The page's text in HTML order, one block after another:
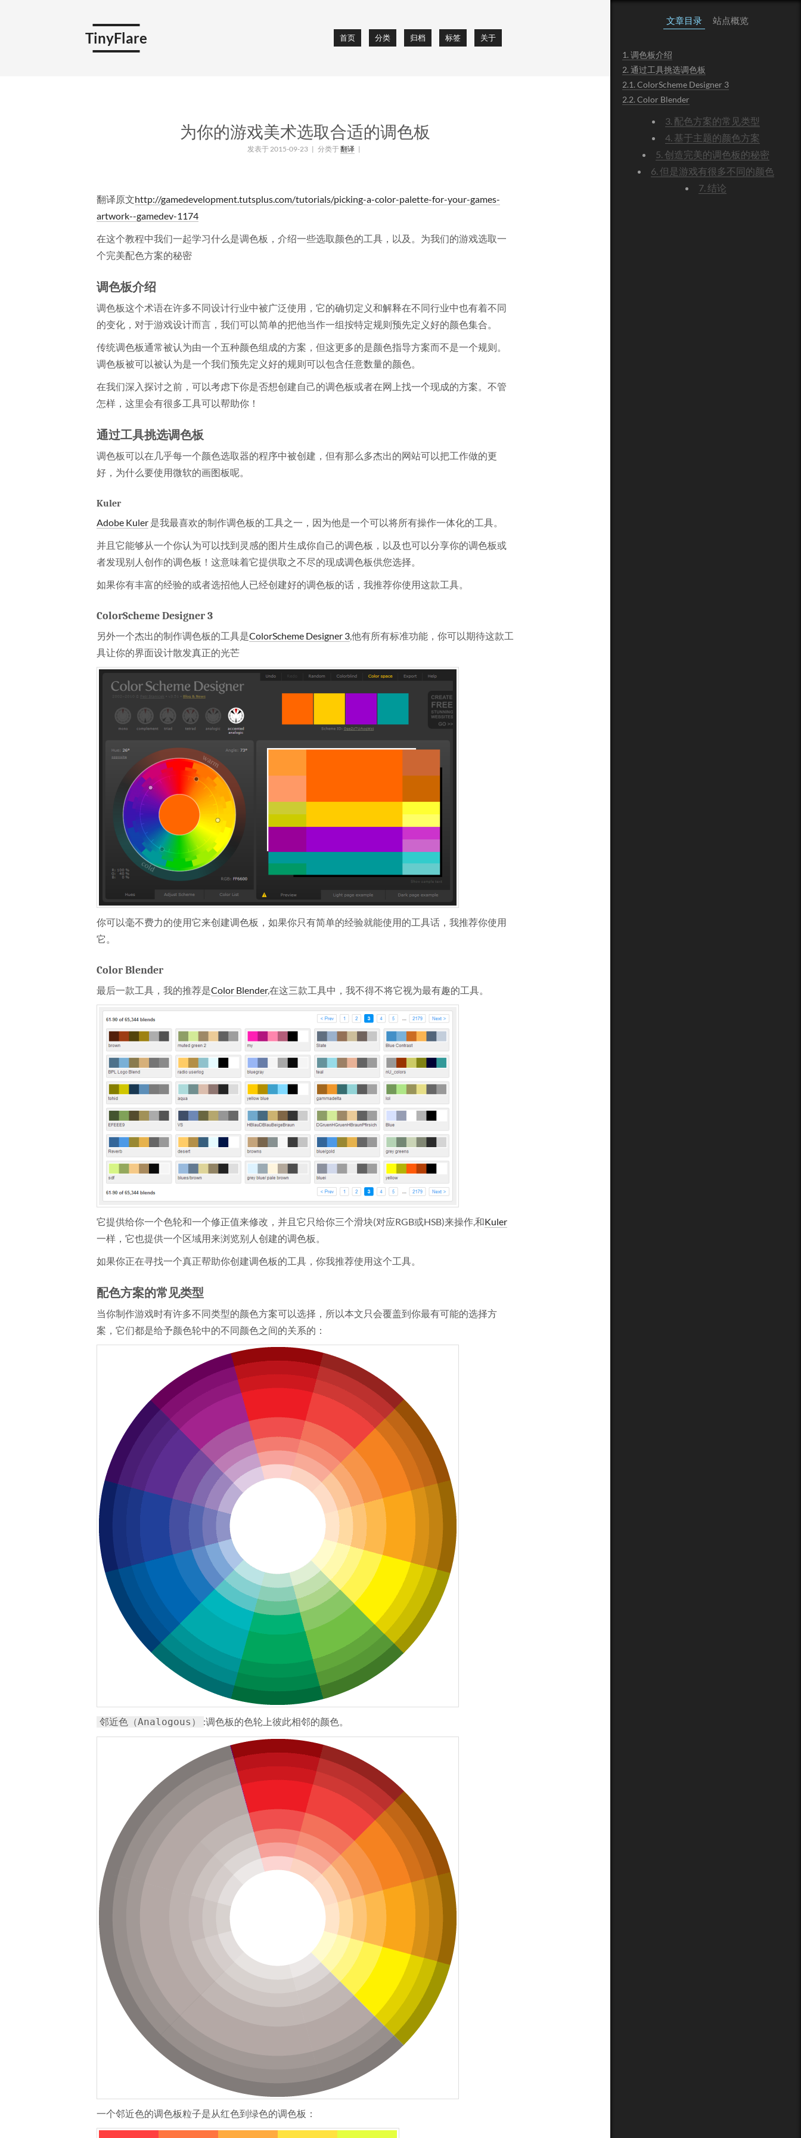
TinyFlare 首页 分类 归档 标签 关于
为你的游戏美术选取合适的调色板
发表于 2015-09-23 | 分类于翻译 |
翻译原文http://gamedevelopment.tutsplus.com/tutorials/picking-a-color-palette-for-your-games-
artwork--gamedev-1174
在这个教程中我们一起学习什么是调色板，介绍一些选取颜色的工具，以及。为我们的游戏选取一
个完美配色方案的秘密
调色板介绍
调色板这个术语在许多不同设计行业中被广泛使用，它的确切定义和解释在不同行业中也有着不同
的变化，对于游戏设计而言，我们可以简单的把他当作一组按特定规则预先定义好的颜色集合。
传统调色板通常被认为由一个五种颜色组成的方案，但这更多的是颜色指导方案而不是一个规则。
调色板被可以被认为是一个我们预先定义好的规则可以包含任意数量的颜色。
在我们深入探讨之前，可以考虑下你是否想创建自己的调色板或者在网上找一个现成的方案。不管
怎样，这里会有很多工具可以帮助你！
通过工具挑选调色板
调色板可以在几乎每一个颜色选取器的程序中被创建，但有那么多杰出的网站可以把工作做的更
好，为什么要使用微软的画图板呢。
Kuler
Adobe Kuler 是我最喜欢的制作调色板的工具之一，因为他是一个可以将所有操作一体化的工具。
并且它能够从一个你认为可以找到灵感的图片生成你自己的调色板，以及也可以分享你的调色板或
者发现别人创作的调色板！这意味着它提供取之不尽的现成调色板供您选择。
如果你有丰富的经验的或者选招他人已经创建好的调色板的话，我推荐你使用这款工具。
ColorScheme Designer 3
另外一个杰出的制作调色板的工具是ColorScheme Designer 3,他有所有标准功能，你可以期待这款工
具让你的界面设计散发真正的光芒
你可以毫不费力的使用它来创建调色板，如果你只有简单的经验就能使用的工具话，我推荐你使用
它。
Color Blender
最后一款工具，我的推荐是Color Blender,在这三款工具中，我不得不将它视为最有趣的工具。
它提供给你一个色轮和一个修正值来修改，并且它只给你三个滑块(对应RGB或HSB)来操作,和Kuler
一样，它也提供一个区域用来浏览别人创建的调色板。
如果你正在寻找一个真正帮助你创建调色板的工具，你我推荐使用这个工具。
配色方案的常见类型
当你制作游戏时有许多不同类型的颜色方案可以选择，所以本文只会覆盖到你最有可能的选择方
案，它们都是给予颜色轮中的不同颜色之间的关系的：
邻近色（Analogous） :调色板的色轮上彼此相邻的颜色。
一个邻近色的调色板粒子是从红色到绿色的调色板：
文章目录 站点概览
1. 调色板介绍
2. 通过工具挑选调色板
2.1. ColorScheme Designer 3
2.2. Color Blender
3. 配色方案的常见类型
4. 基于主题的颜色方案
5. 创造完美的调色板的秘密
6. 但是游戏有很多不同的颜色
7. 结论